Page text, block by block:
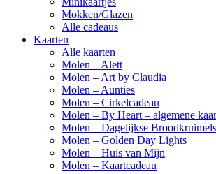
Mokken/Glazen
Alle cadeaus
Kaarten
Alle kaarten
Molen – Alett
Molen – Art by Claudia
Molen – Aunties
Molen – Cirkelcadeau
Molen – By Heart – algemene
Molen – Dagelijkse Broodkruimels
Molen – Golden Day Lights
Molen – Huis van Mijn
Molen – Kaartcadeau